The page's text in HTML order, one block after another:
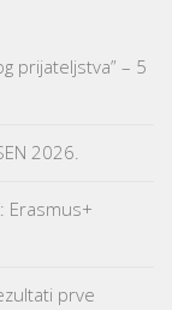
prijateljstva” – 5
2026.
Erasmus+
prve